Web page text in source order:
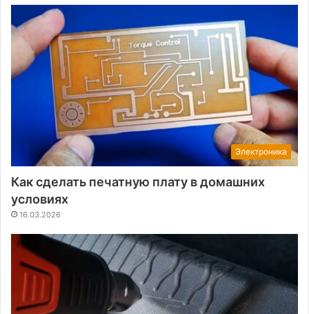
Электроника
Как сделать печатную плату в домашних
условиях
16.03.2026